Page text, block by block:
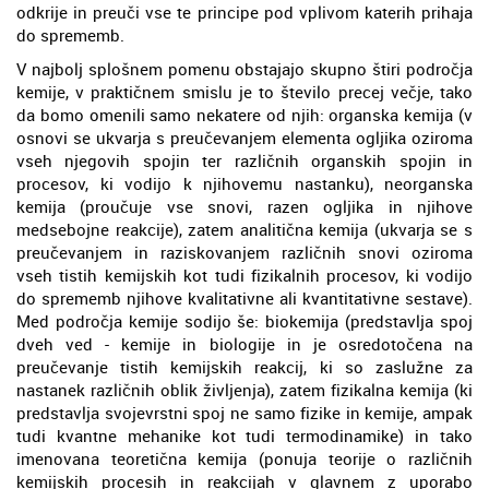
odkrije in preuči vse te principe pod vplivom katerih prihaja
do sprememb.
V najbolj splošnem pomenu obstajajo skupno štiri področja
kemije, v praktičnem smislu je to število precej večje, tako
da bomo omenili samo nekatere od njih: organska kemija (v
osnovi se ukvarja s preučevanjem elementa ogljika oziroma
vseh njegovih spojin ter različnih organskih spojin in
procesov, ki vodijo k njihovemu nastanku), neorganska
kemija (proučuje vse snovi, razen ogljika in njihove
medsebojne reakcije), zatem analitična kemija (ukvarja se s
preučevanjem in raziskovanjem različnih snovi oziroma
vseh tistih kemijskih kot tudi fizikalnih procesov, ki vodijo
do sprememb njihove kvalitativne ali kvantitativne sestave).
Med področja kemije sodijo še: biokemija (predstavlja spoj
dveh ved - kemije in biologije in je osredotočena na
preučevanje tistih kemijskih reakcij, ki so zaslužne za
nastanek različnih oblik življenja), zatem fizikalna kemija (ki
predstavlja svojevrstni spoj ne samo fizike in kemije, ampak
tudi kvantne mehanike kot tudi termodinamike) in tako
imenovana teoretična kemija (ponuja teorije o različnih
kemijskih procesih in reakcijah v glavnem z uporabo